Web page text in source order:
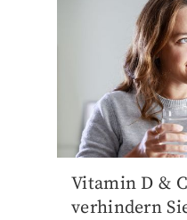
Vitamin D &
verhindern